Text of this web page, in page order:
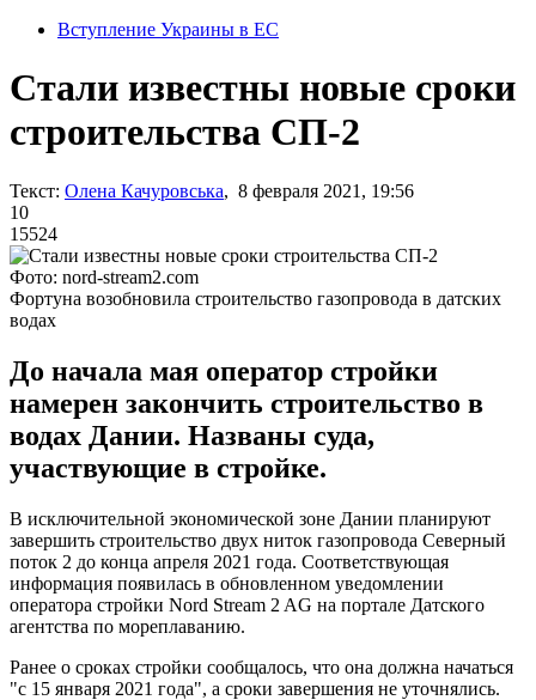
Вступление Украины в ЕС
Стали известны новые сроки
строительства СП-2
Текст: Олена Качуровська, 8 февраля 2021, 19:56
10
15524
Фото: nord-stream2.com
Фортуна возобновила строительство газопровода в датских
водах
До начала мая оператор стройки
намерен закончить строительство в
водах Дании. Названы суда,
участвующие в стройке.
В исключительной экономической зоне Дании планируют
завершить строительство двух ниток газопровода Северный
поток 2 до конца апреля 2021 года. Соответствующая
информация появилась в обновленном уведомлении
оператора стройки Nord Stream 2 AG на портале Датского
агентства по мореплаванию.
Ранее о сроках стройки сообщалось, что она должна начаться
"с 15 января 2021 года", а сроки завершения не уточнялись.